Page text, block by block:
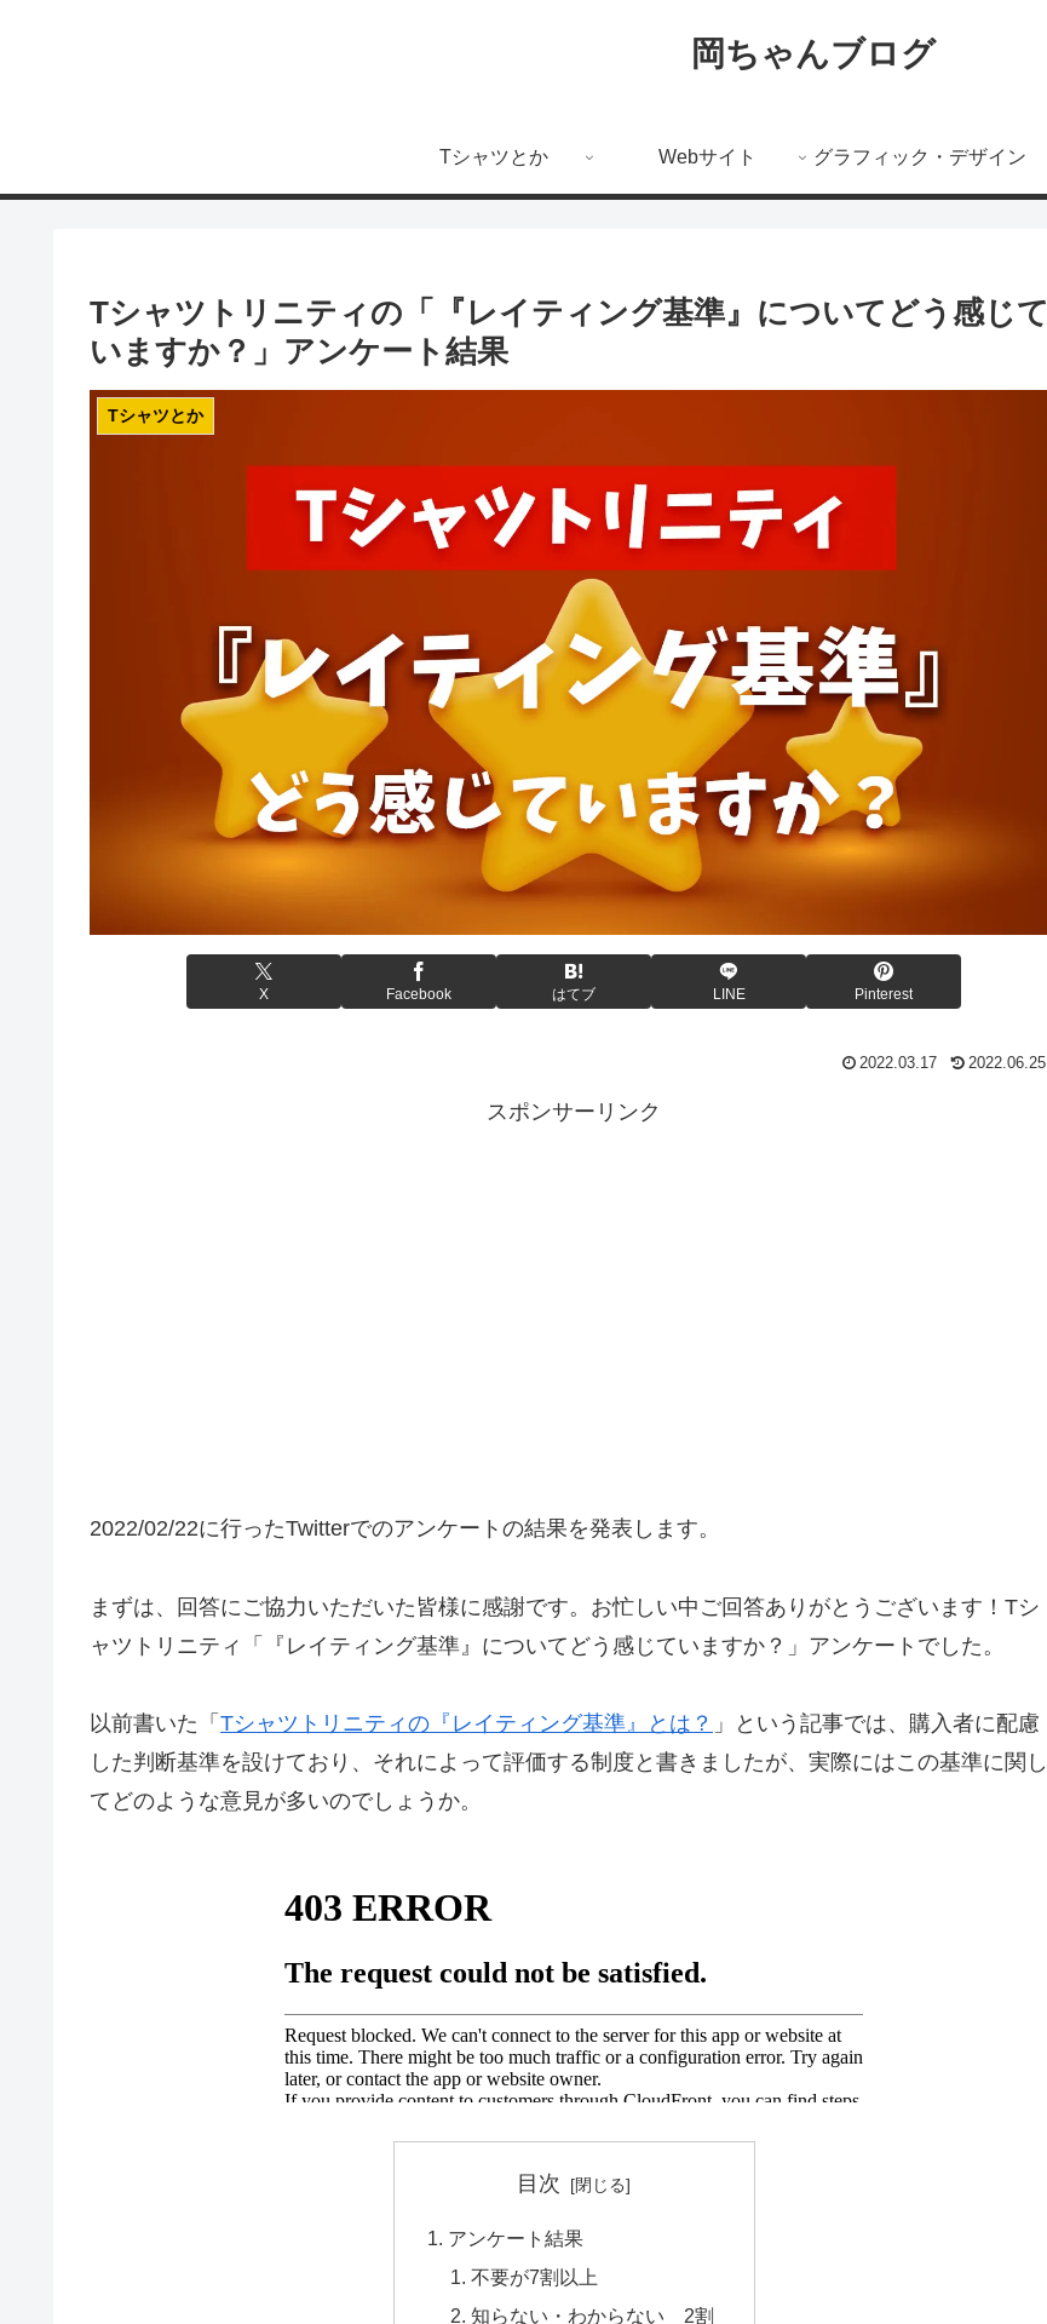
岡ちゃんブログ
Tシャツとか Webサイト グラフィック・デザイン
Tシャツトリニティの「『レイティング基準』についてどう感じて
いますか？」アンケート結果
Tシャツとか
X Facebook はてブ LINE Pinterest
2022.03.17 2022.06.25
スポンサーリンク
2022/02/22に行ったTwitterでのアンケートの結果を発表します。
まずは、回答にご協力いただいた皆様に感謝です。お忙しい中ご回答ありがとうございます！Tシ
ャツトリニティ「『レイティング基準』についてどう感じていますか？」アンケートでした。
以前書いた「 Tシャツトリニティの『レイティング基準』とは？ 」という記事では、購入者に配慮
した判断基準を設けており、それによって評価する制度と書きましたが、実際にはこの基準に関し
てどのような意見が多いのでしょうか。
目次
アンケート結果
不要が7割以上
知らない・わからない 2割